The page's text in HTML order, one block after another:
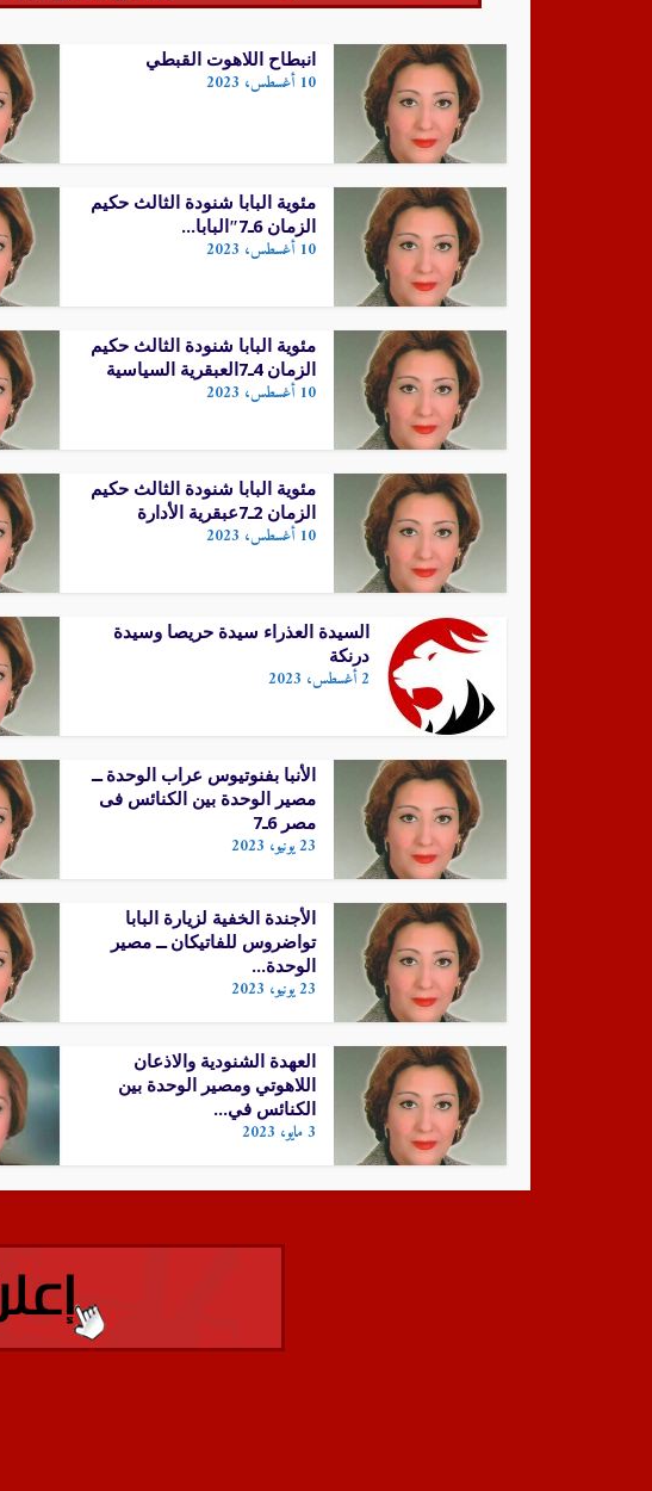
انبطاح اللاهوت القبطي
10 أغسطس، 2023
مئوية البابا شنودة الثالث حكيم
الزمان 6ـ7″البابا...
10 أغسطس، 2023
مئوية البابا شنودة الثالث حكيم
الزمان 4ـ7العبقرية السياسية
10 أغسطس، 2023
مئوية البابا شنودة الثالث حكيم
الزمان 2ـ7عبقرية الأدارة
10 أغسطس، 2023
السيدة العذراء سيدة حريصا وسيدة
درنكة
2 أغسطس، 2023
الأنبا بفنوتيوس عراب الوحدة ــ
مصير الوحدة بين الكنائس فى
مصر 6ـ7
23 يونيو، 2023
الأجندة الخفية لزيارة البابا
تواضروس للفاتيكان ــ مصير
الوحدة...
23 يونيو، 2023
العهدة الشنودية والاذعان
اللاهوتي ومصير الوحدة بين
الكنائس في...
3 مايو، 2023